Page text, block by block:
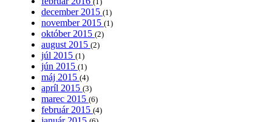
december 2015 (1)
november 2015 (1)
október 2015 (2)
august 2015 (2)
júl 2015 (1)
jún 2015 (1)
máj 2015 (4)
apríl 2015 (3)
marec 2015 (6)
február 2015 (4)